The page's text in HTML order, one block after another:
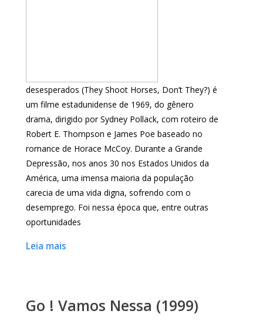
desesperados (They Shoot Horses, Don’t They?) é
um filme estadunidense de 1969, do gênero
drama, dirigido por Sydney Pollack, com roteiro de
Robert E. Thompson e James Poe baseado no
romance de Horace McCoy. Durante a Grande
Depressão, nos anos 30 nos Estados Unidos da
América, uma imensa maioria da população
carecia de uma vida digna, sofrendo com o
desemprego. Foi nessa época que, entre outras
oportunidades
Leia mais
Go ! Vamos Nessa (1999)